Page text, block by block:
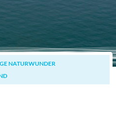
NATURWUNDER